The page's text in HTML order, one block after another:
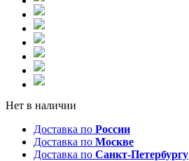
Нет в наличии
Доставка по России
Доставка по Москве
Доставка по Санкт-Петербургу